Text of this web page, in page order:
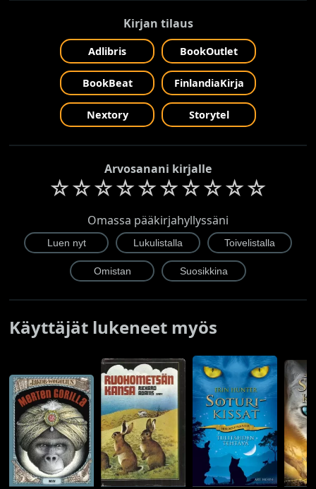
Kirjan tilaus
Adlibris BookOutlet
BookBeat FinlandiaKirja
Nextory Storytel
Arvosanani kirjalle
☆☆☆☆☆☆☆☆☆☆
Omassa pääkirjahyllyssäni
Käyttäjät lukeneet myös